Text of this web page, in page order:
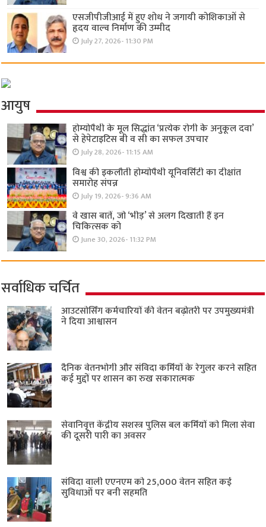
एसजीपीजीआई में हुए शोध ने जगायी कोशिकाओं से
हृदय वाल्व निर्माण की उम्मीद
July 27, 2026- 11:30 PM
आयुष
होम्योपैथी के मूल सिद्धांत ‘प्रत्येक रोगी केे अनुकूल दवा’
से हेपेटाइटिस बी व सी का सफल उपचार
July 28, 2026- 11:15 AM
विश्व की इकलौती होम्योपैथी यूनिवर्सिटी का दीक्षांत
समारोह संपन्न
July 19, 2026- 9:36 AM
वे खास बातें, जो ‘भीड़’ से अलग दिखाती हैं इन
चिकित्सक को
June 30, 2026- 11:32 PM
सर्वाधिक चर्चित
आउटसोर्सिंग कर्मचारियों की वेतन बढ़ोतरी पर उपमुख्यमंत्री
ने दिया आश्वासन
दैनिक वेतनभोगी और संविदा कर्मियों के रेगुलर करने सहित
कई मुद्दों पर शासन का रुख सकारात्मक
सेवानिवृत्त केंद्रीय सशस्त्र पुलिस बल ​कर्मियों को मिला सेवा
की दूसरी पारी का अवसर
संविदा वाली एएनएम को 25,000 वेतन सहित कई
सुविधाओं पर बनी सहमति